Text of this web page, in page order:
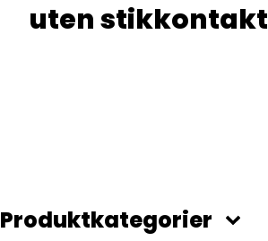
uten stikkontakt
Produktkategorier